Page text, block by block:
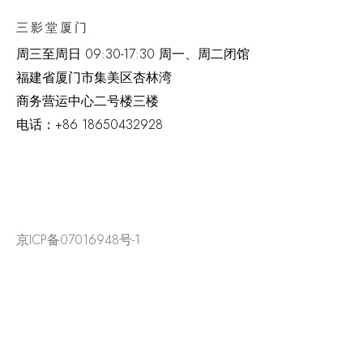
三影堂厦门
周三至周日 09:30-17:30 周一、周二闭馆
福建省厦门市集美区杏林湾
商务营运中心二号楼三楼
电话： +86 18650432928
京ICP备07016948号-1